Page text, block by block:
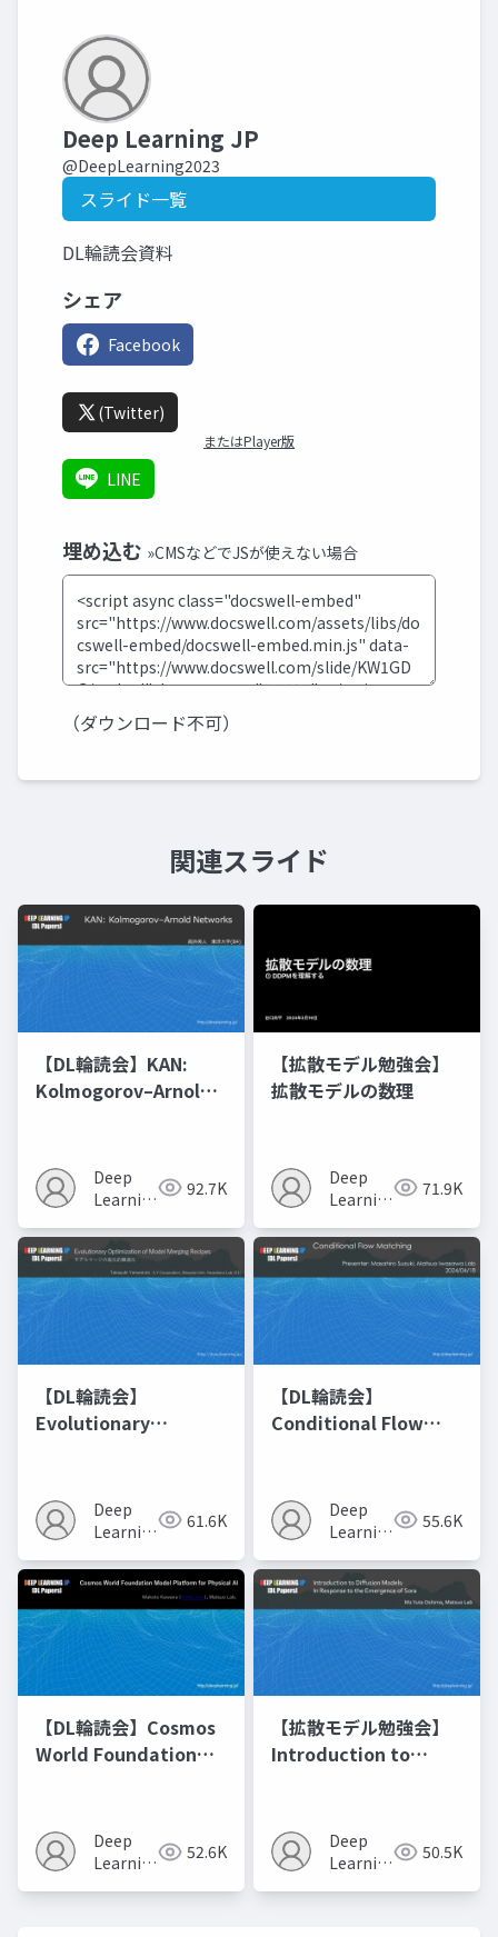
Deep Learning JP
@DeepLearning2023
スライド一覧
DL輪読会資料
シェア
Facebook
(Twitter)
またはPlayer版
LINE
埋め込む »CMSなどでJSが使えない場合
（ダウンロード不可）
関連スライド
【DL輪読会】KAN:
Kolmogorov–Arnold
Deep
Learning
92.7K
【拡散モデル勉強会】
拡散モデルの数理
Deep
Learning
71.9K
【DL輪読会】
Evolutionary
Recipes モデルマージ
の進化的最適化
Deep
Learning
61.6K
【DL輪読会】
Conditional Flow
Deep
Learning
55.6K
【DL輪読会】Cosmos
World Foundation
Deep
Learning
52.6K
【拡散モデル勉強会】
Introduction to
Deep
Learning
50.5K